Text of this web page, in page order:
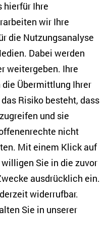
Demokratie- und
Humboldt-Universität zu
hierfür Ihre
wir Ihre
die Nutzungsanalyse
Dabei werden
weitergeben. Ihre
Übermittlung Ihrer
Risiko besteht, dass
und sie
nicht
Mit einem Klick auf
Sie in die zuvor
ausdrücklich ein.
widerrufbar.
Sie in unserer